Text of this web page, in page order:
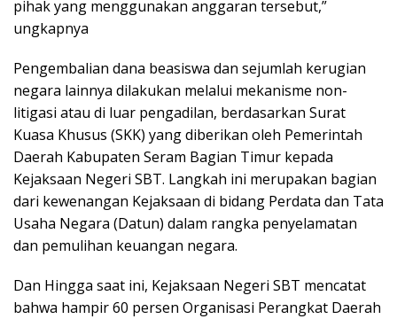
pihak yang menggunakan anggaran tersebut,”
ungkapnya
Pengembalian dana beasiswa dan sejumlah kerugian
negara lainnya dilakukan melalui mekanisme non-
litigasi atau di luar pengadilan, berdasarkan Surat
Kuasa Khusus (SKK) yang diberikan oleh Pemerintah
Daerah Kabupaten Seram Bagian Timur kepada
Kejaksaan Negeri SBT. Langkah ini merupakan bagian
dari kewenangan Kejaksaan di bidang Perdata dan Tata
Usaha Negara (Datun) dalam rangka penyelamatan
dan pemulihan keuangan negara.
Dan Hingga saat ini, Kejaksaan Negeri SBT mencatat
bahwa hampir 60 persen Organisasi Perangkat Daerah